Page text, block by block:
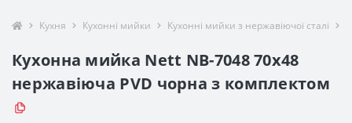
Кухня Кухонні мийки Кухонні мийки з нержавіючої сталі
Кухонна мийка Nett NB-7048 70х48
нержавіюча PVD чорна з комплектом